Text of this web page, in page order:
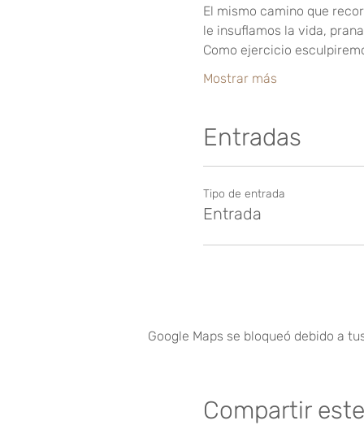
El mismo camino que
le insuflamos la vida,
Como ejercicio
Mostrar más
Entradas
Tipo de entrada
Entrada
Google Maps se bloqueó debido a
Compartir